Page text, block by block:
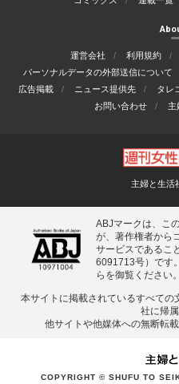
運営会社 利用規約
パーソナルデータの外部送信について
広告掲載
ニュース提供先 タレ
お問い合わせ
主
主婦と生活
ABJマークは、こ
が、著作権者から
サービスであるこ
6091713号）です
らを御覧ください。
本サイトに掲載されているすべて
社に帰属
他サイトや他媒体への無断転
COPYRIGHT © SHUFU TO